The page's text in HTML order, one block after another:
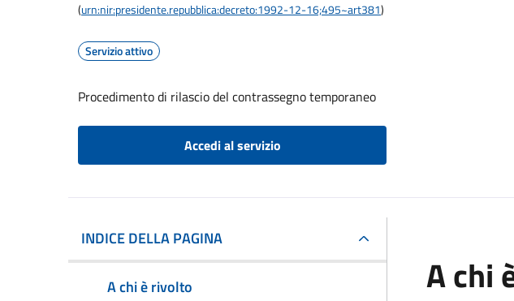
(urn:nir:presidente.repubblica:decreto:1992-12-16;495~art381)
Servizio attivo
Procedimento di rilascio del contrassegno temporaneo
Accedi al servizio
INDICE DELLA PAGINA
A chi è rivolto
A chi